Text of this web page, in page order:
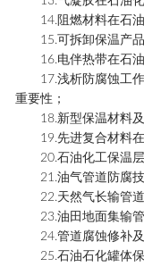
14.阻燃材料在石油
15.可拆卸保温 产
16.电伴热带在石油
17.浅析防腐蚀工作
重要性；
18.新型保温材料及
19.先进复合材料在
20.石油化工保温层
21.油气管道防腐技
22.天然气长输管道
23.油田地面集输管
24.管道腐蚀修补及
25.石油石化罐体